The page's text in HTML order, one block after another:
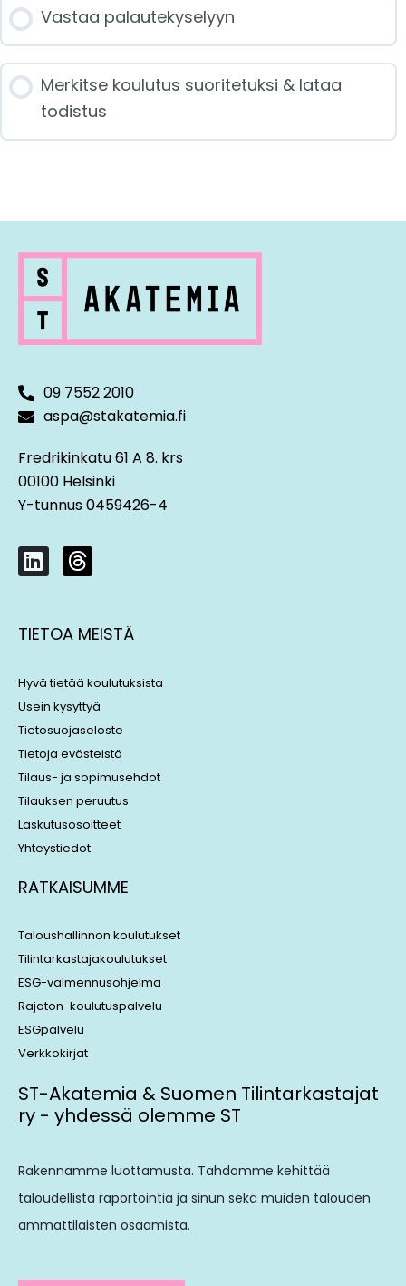
Jakson sisältö
0/5 luennoista
Avauspuheenvuoro
Kestävyysraportointi uudistettujen ESRS-
standardien mukaan
Kestävyysraportoinnin ja -työn
tehostaminen tekoälyn avulla
Vastaa palautekyselyyn
Merkitse koulutus suoritetuksi & lataa
todistus
09 7552 2010
aspa@stakatemia.fi
Fredrikinkatu 61 A 8. krs
00100 Helsinki
Y-tunnus 0459426-4
L
i
k
e
i
n
T
h
e
a
s
TIETOA MEISTÄ
Hyvä tietää koulutuksista
Usein kysyttyä
Tietosuojaseloste
Tietoja evästeistä
Tilaus- ja sopimusehdot
Tilauksen peruutus
Laskutusosoitteet
Yhteystiedot
RATKAISUMME
Taloushallinnon koulutukset
Tilintarkastajakoulutukset
ESG-valmennusohjelma
Rajaton-koulutuspalvelu
ESGpalvelu
Verkkokirjat
ST-Akatemia & Suomen Tilintarkastajat
ry - yhdessä olemme ST
Rakennamme luottamusta. Tahdomme kehittää
taloudellista raportointia ja sinun sekä muiden talouden
ammattilaisten osaamista.